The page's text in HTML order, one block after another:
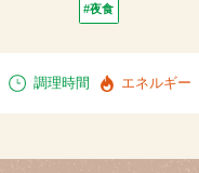
#夜食
調理時間 エネルギー